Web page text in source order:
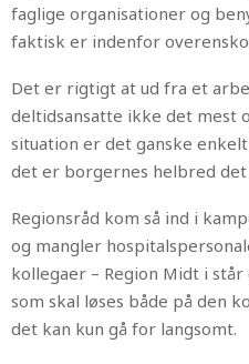
faglige organisationer og
faktisk er indenfor
Det er rigtigt at ud fra et
deltidsansatte ikke det mest
situation er det ganske
det er borgernes helbred det
Regionsråd kom så ind i
og mangler
kollegaer – Region Midt i
som skal løses både på den
det kan kun gå for langsomt.